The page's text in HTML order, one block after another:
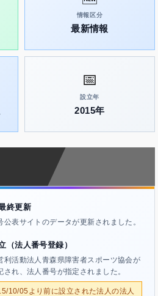
情報区分
最新情報
📅
設立年
2015年
終更新
公表サイトのデータが更新されました。
（法人番号登録）
利活動法人青森県障害者スポーツ協会が
され、法人番号が指定されました。
10/05より前に設立された法人の法人